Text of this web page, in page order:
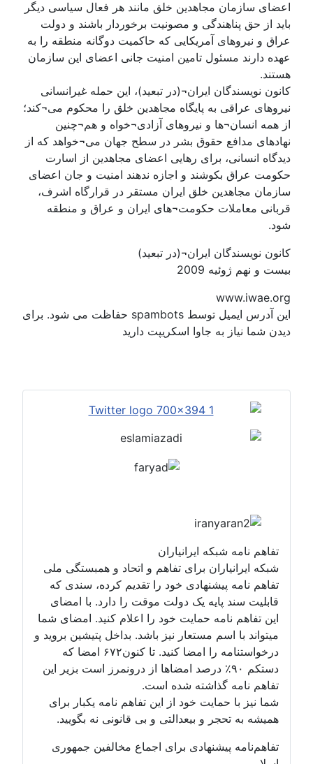
اعضای سازمان مجاهدین خلق مانند هر فعال سیاسی دیگر
باید از حق پناهندگی و مصونیت برخوردار باشند و دولت
عراق و نیروهای آمریكایی كه حاكمیت دوگانه منطقه را به
عهده دارند مسئول تامین امنیت جانی اعضای این سازمان
هستند.
کانون نویسندگان ایران¬(در تبعید)، این حمله غیرانسانی
نیروهای عراقی به پايگاه مجاهدين خلق را محکوم می¬کند؛
از همه انسان¬ها و نیروهای آزادی¬خواه و هم¬چنین
نهادهای مدافع حقوق بشر در سطح جهان می¬خواهد که از
دیدگاه انسانی، برای رهایی اعضای مجاهدین از اسارت
حکومت عراق بکوشند و اجازه ندهند امنيت و جان اعضای
سازمان مجاهدين خلق ايران مستقر در قرارگاه اشرف،
قربانی معاملات حکومت¬های ایران و عراق و منطقه
شود.
کانون نویسندگان ایران¬(در تبعید)
بیست و نهم ژوئیه 2009
www.iwae.org
این آدرس ایمیل توسط spambots حفاظت می شود. برای
دیدن شما نیاز به جاوا اسکریپت دارید
تفاهم نامه شبکه ایرانیاران
شبکه ایرانیاران برای تفاهم و اتحاد و همبستگی ملی
تفاهم نامه پیشنهادی خود را تقدیم کرده، سندی که
قابلیت سند پایه یک دولت موقت را دارد. با امضای
این تفاهم نامه حمایت خود را اعلام کنید. امضای شما
میتواند با اسم مستعار نیز باشد. بداخل پتیشین بروید و
درخواستنامه را امضا کنید. تا کنون۶۷۲ امضا که
دستکم ۹۰٪ درصد امضاها از درونمرز است بزیر این
تفاهم نامه گذاشته شده است.
شما نیز با حمایت خود از این تفاهم نامه یکبار برای
همیشه به تحجر و بیعدالتی و بی قانونی نه بگویید.
تفاهم‌نامه پیشنهادی برای اجماع مخالفین جمهوری